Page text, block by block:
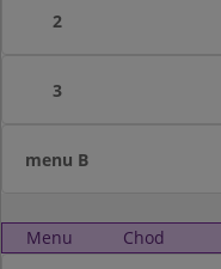
2
3
menu B
Menu Chod